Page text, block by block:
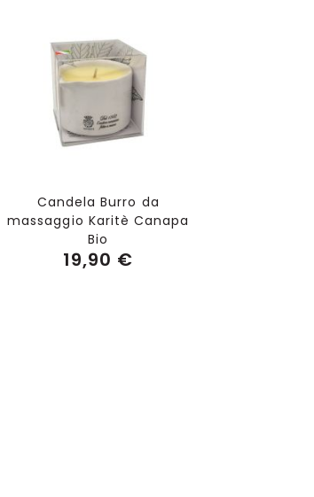
Candela Burro da
massaggio Karitè Canapa
Bio
19,90 €